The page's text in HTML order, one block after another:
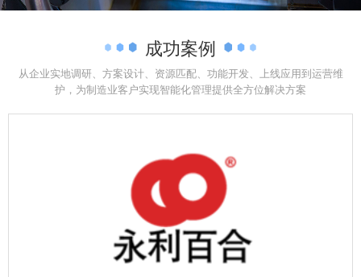
成功案例
从企业实地调研、方案设计、资源匹配、功能开发、上线应用到运营维
护，为制造业客户实现智能化管理提供全方位解决方案